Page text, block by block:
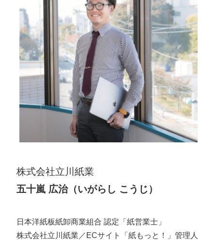
株式会社立川紙業
五十嵐 広治（いがらし こうじ）
日本洋紙板紙卸商業組合 認定「紙営業士」
株式会社立川紙業／ECサイト「紙もっと！」管理人